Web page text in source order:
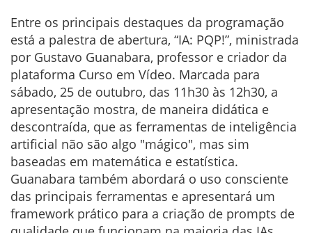
Entre os principais destaques da programação
está a palestra de abertura, “IA: PQP!”, ministrada
por Gustavo Guanabara, professor e criador da
plataforma Curso em Vídeo. Marcada para
sábado, 25 de outubro, das 11h30 às 12h30, a
apresentação mostra, de maneira didática e
descontraída, que as ferramentas de inteligência
artificial não são algo "mágico", mas sim
baseadas em matemática e estatística.
Guanabara também abordará o uso consciente
das principais ferramentas e apresentará um
framework prático para a criação de prompts de